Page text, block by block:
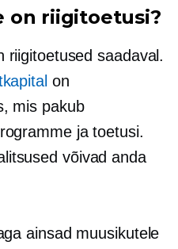
on riigitoetusi?
riigitoetused saadaval.
on
mis pakub
ja toetusi.
võivad anda
ainsad muusikutele